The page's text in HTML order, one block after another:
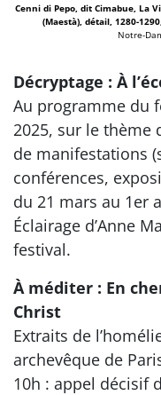
Cenni di Pepo, dit Cimabue, La
(Maestà), détail, 1280-
Notre-
Décryptage : À
Au programme du
2025, sur le thème
de manifestations
conférences,
du 21 mars au 1er
Éclairage d’Anne
festival.
À méditer : En
Christ
Extraits de
archevêque de
10h : appel décisif